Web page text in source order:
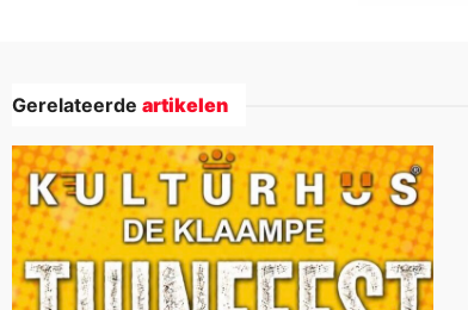
Gerelateerde artikelen